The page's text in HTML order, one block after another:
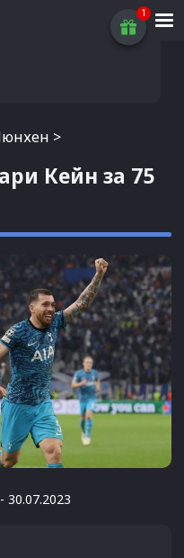
>
Кейн за 75
30.07.2023